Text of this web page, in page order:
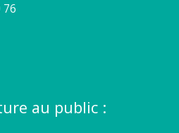
76
au public :